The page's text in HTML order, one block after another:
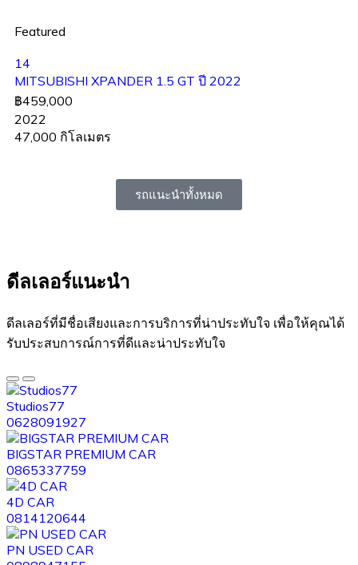
Featured
14
MITSUBISHI XPANDER 1.5 GT ปี 2022
฿459,000
2022
47,000 กิโลเมตร
รถแนะนำทั้งหมด
ดีลเลอร์แนะนำ​
ดีลเลอร์ที่มีชื่อเสียงและการบริการที่น่าประทับใจ เพื่อให้คุณได้
รับประสบการณ์การที่ดีและน่าประทับใจ
Studios77
0628091927
BIGSTAR PREMIUM CAR
0865337759
4D CAR
0814120644
PN USED CAR